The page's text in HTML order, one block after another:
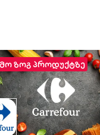
ზოგ პროდუქტზე